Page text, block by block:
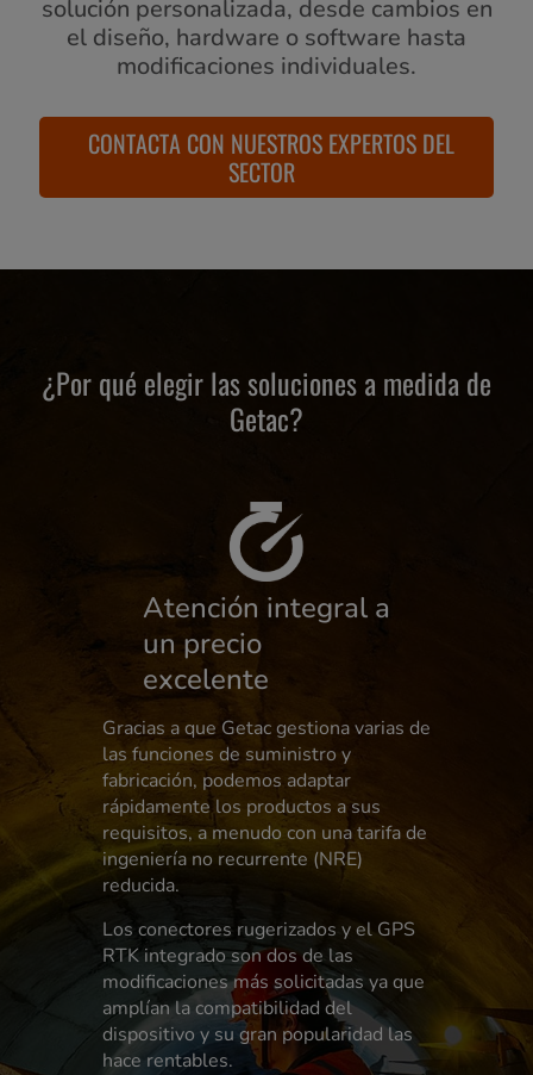
solución personalizada, desde cambios en
el diseño, hardware o software hasta
modificaciones individuales.
CONTACTA CON NUESTROS EXPERTOS DEL
SECTOR
¿Por qué elegir las soluciones a medida de
Getac?
Atención integral a
un precio
excelente
Gracias a que Getac gestiona varias de
las funciones de suministro y
fabricación, podemos adaptar
rápidamente los productos a sus
requisitos, a menudo con una tarifa de
ingeniería no recurrente (NRE)
reducida.
Los conectores rugerizados y el GPS
RTK integrado son dos de las
modificaciones más solicitadas ya que
amplían la compatibilidad del
dispositivo y su gran popularidad las
hace rentables.